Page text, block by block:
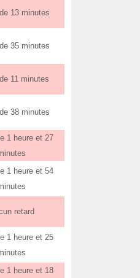
13 minutes
35 minutes
11 minutes
38 minutes
1 heure et 27
1 heure et 54
retard
1 heure et 25
1 heure et 18